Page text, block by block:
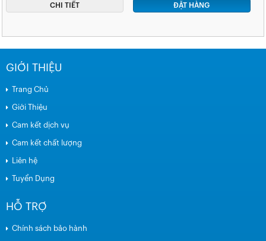
CHI TIẾT ĐẶT HÀNG
GIỚI THIỆU
Trang Chủ
Giới Thiệu
Cam kết dịch vụ
Cam kết chất lượng
Liên hệ
Tuyển Dụng
HỖ TRỢ
Chính sách bảo hành